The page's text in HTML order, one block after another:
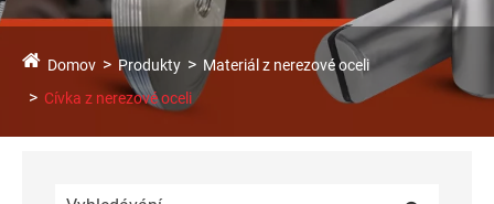
Domov Produkty
Materiál z nerezové oceli
Cívka z nerezové oceli